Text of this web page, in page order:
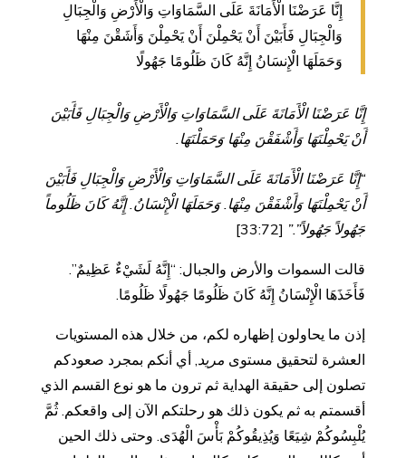
إِنَّا عَرَضْنَا الْأَمَانَةَ عَلَى السَّمَاوَاتِ وَالْأَرْضِ وَالْجِبَالِ
وَالْجِبَالِ فَأَبَيْنَ أَنْ يَحْمِلْنَ أَنْ يَحْمِلْنَ وَأَشَقْنَ مِنْهَا
وَحَمَلَهَا الْإِنسَانُ إِنَّهُ كَانَ ظَلُومًا جَهُولًا
إِنَّا عَرَضْنَا الْأَمَانَةَ عَلَى السَّمَاوَاتِ وَالْأَرْضِ وَالْجِبَالِ فَأَبَيْنَ
أَنْ يَحْمِلْنَهَا وَأَشْفَقْنَ مِنْهَا وَحَمَلْنَهَا.
“إِنَّا عَرَضْنَا الْأَمَانَةَ عَلَى السَّمَاوَاتِ وَالْأَرْضِ وَالْجِبَالِ فَأَبَيْنَ
أَنْ يَحْمِلْنَهَا وَأَشْفَقْنَ مِنْهَا. وَحَمَلَهَا الْإِنْسَانُ. إِنَّهُ كَانَ ظَلُوماً
جَهُولاً جَهُولاً”.” [33:72]
قالت السموات والأرض والجبال: “إِنَّهُ لَشَيْءٌ عَظِيمٌ”.
فَأَخَذَهَا الْإِنْسَانُ إِنَّهُ كَانَ ظَلُومًا جَهُولًا ظَلُومًا.
إذن ما يحاولون إظهاره لكم، من خلال هذه المستويات
العشرة لتحقيق مستوى مريد, أي أنكم بمجرد صعودكم
تصلون إلى حقيقة الهداية ثم ترون ما هو نوع القسم الذي
أقسمتم به ثم يكون ذلك هو رحلتكم الآن إلى واقعكم. ثُمَّ
يُلْبِسُوكُمْ شِيَعًا وَيُذِيقُوكُمْ بَأْسَ الْهُدَى. وحتى ذلك الحين